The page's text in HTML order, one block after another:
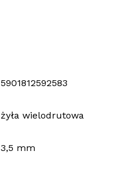
5901812592583
żyła wielodrutowa
3,5 mm